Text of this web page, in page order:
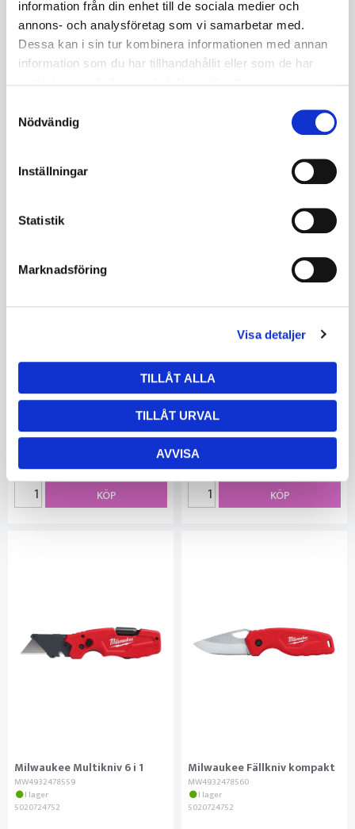
information från din enhet till de sociala medier och
annons- och analysföretag som vi samarbetar med.
Dessa kan i sin tur kombinera informationen med annan
information som du har tillhandahållit eller som de har
Nödvändig
Inställningar
Statistik
Marknadsföring
Visa detaljer
TILLÅT ALLA
TILLÅT URVAL
AVVISA
HVK-PH
Ej i lager
5561137760
slät
MW48221994
I lager
5020724752
MW4932464830
5020724752
1 150
KÖP
Milwaukee Fällkniv
MW4932471357
I lager
260
KÖP
Milwaukee Multikniv 6 i 1
MW4932478559
I lager
5020724752
Milwaukee Fällkniv kompakt
MW4932478560
I lager
5020724752